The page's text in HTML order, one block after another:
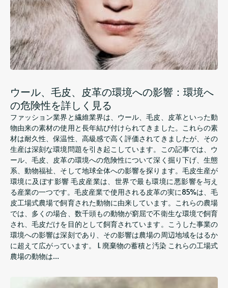
ウール、毛皮、皮革の環境への影響：環境へ
の危険性を詳しく見る
ファッション業界と繊維業界は、ウール、毛皮、皮革といった動
物由来の素材の使用と長年結び付けられてきました。これらの素
材は耐久性、保温性、高級感で高く評価されてきましたが、その
生産は深刻な環境問題を引き起こしています。この記事では、ウ
ール、毛皮、皮革の環境への危険性について深く掘り下げ、生態
系、動物福祉、そして地球全体への影響を探ります。毛皮生産が
環境に及ぼす影響 毛皮産業は、世界で最も環境に悪影響を与え
る産業の一つです。毛皮産業で使用される皮革の実に85%は、毛
皮工場式農場で飼育された動物に由来しています。これらの農場
では、多くの場合、数千頭もの動物が窮屈で不衛生な環境で飼育
され、毛皮だけを目的として飼育されています。こうした事業の
環境への影響は深刻であり、その影響は農場の周辺地域をはるか
に超えて広がっています。 1. 廃棄物の蓄積と汚染 これらの工場式
農場の動物は…